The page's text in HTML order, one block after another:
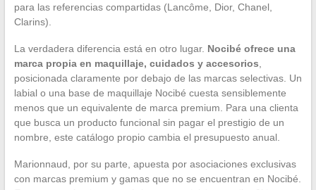
para las referencias compartidas (Lancôme, Dior, Chanel,
Clarins).
La verdadera diferencia está en otro lugar. Nocibé ofrece una
marca propia en maquillaje, cuidados y accesorios
posicionada claramente por debajo de las marcas selectivas. Un
labial o una base de maquillaje Nocibé cuesta sensiblemente
menos que un equivalente de marca premium. Para una clienta
que busca un producto funcional sin pagar el prestigio de un
nombre, este catálogo propio cambia el presupuesto anual.
Marionnaud, por su parte, apuesta por asociaciones exclusivas
con marcas premium y gamas que no se encuentran en Nocibé.